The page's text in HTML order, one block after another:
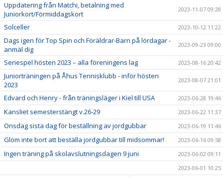
Uppdatering från Matchi, betalning med
Juniorkort/Förmiddagskort
2023-11-07 09:28
Solceller 2023-10-12 11:22
Dags igen för Top Spin och Föräldrar-Barn på lördagar -
anmäl dig
2023-09-23 09:00
Seriespel hösten 2023 – alla föreningens lag 2023-08-16 20:42
Juniorträningen på Åhus Tennisklubb - inför hösten
2023
2023-08-07 21:01
Edvard och Henry - från träningsläger i Kiel till USA 2023-06-28 19:46
Kansliet semesterstängt v.26-29 2023-06-22 11:37
Onsdag sista dag för beställning av jordgubbar 2023-06-19 11:46
Glöm inte bort att beställa jordgubbar till midsommar! 2023-06-16 09:58
Ingen träning på skolavslutningsdagen 9 juni
2023-06-02 09:11
2023-06-01 10:25